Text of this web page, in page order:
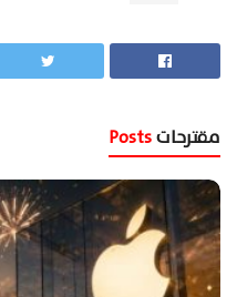
مقترحات